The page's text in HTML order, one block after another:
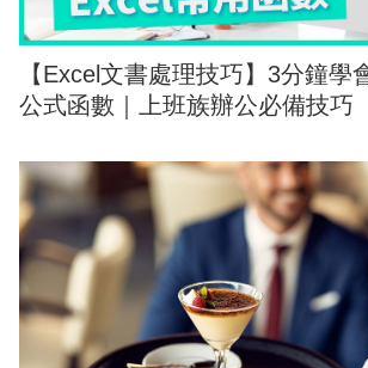
【Excel文書處理技巧】3分鐘學
公式函數｜上班族辦公必備技巧